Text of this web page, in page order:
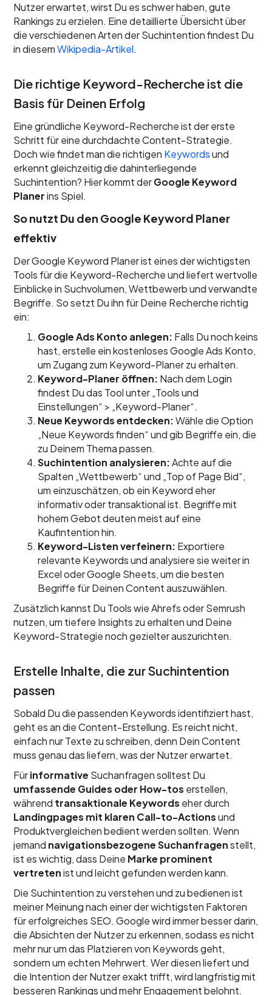
Nutzer erwartet, wirst Du es schwer haben, gute
Rankings zu erzielen. Eine detaillierte Übersicht über
die verschiedenen Arten der Suchintention findest Du
in diesemWikipedia-Artikel.
Die richtige Keyword-Recherche ist die
Basis für Deinen Erfolg
Eine gründliche Keyword-Recherche ist der erste
Schritt für eine durchdachte Content-Strategie.
Doch wie findet man die richtigen Keywordsund
erkennt gleichzeitig die dahinterliegende
Suchintention? Hier kommt derGoogle Keyword
Planerins Spiel.
So nutzt Du den Google Keyword Planer
effektiv
Der Google Keyword Planer ist eines der wichtigsten
Tools für die Keyword-Recherche und liefert wertvolle
Einblicke in Suchvolumen, Wettbewerb und verwandte
Begriffe. So setzt Du ihn für Deine Recherche richtig
ein:
Google Ads Konto anlegen: Falls Du noch keins
hast, erstelle ein kostenloses Google Ads Konto,
um Zugang zum Keyword-Planer zu erhalten.
Keyword-Planer öffnen: Nach dem Login
findest Du das Tool unter „Tools und
Einstellungen“ > „Keyword-Planer“.
Neue Keywords entdecken:Wähle die Option
„Neue Keywords finden“ und gib Begriffe ein, die
zu Deinem Thema passen.
Suchintention analysieren:Achte auf die
Spalten „Wettbewerb“ und „Top of Page Bid“,
um einzuschätzen, ob ein Keyword eher
informativ oder transaktional ist. Begriffe mit
hohem Gebot deuten meist auf eine
Kaufintention hin.
Keyword-Listen verfeinern: Exportiere
relevante Keywords und analysiere sie weiter in
Excel oder Google Sheets, um die besten
Begriffe für Deinen Content auszuwählen.
Zusätzlich kannst Du Tools wie Ahrefs oder Semrush
nutzen, um tiefere Insights zu erhalten und Deine
Keyword-Strategie noch gezielter auszurichten.
Erstelle Inhalte, die zur Suchintention
passen
Sobald Du die passenden Keywords identifiziert hast,
geht es an die Content-Erstellung. Es reicht nicht,
einfach nur Texte zu schreiben, denn Dein Content
muss genau das liefern, was der Nutzer erwartet.
Fürinformative Suchanfragen solltest Du
umfassende Guides oder How-tos erstellen,
während transaktionale Keywords eher durch
Landingpages mit klaren Call-to-Actionsund
Produktvergleichen bedient werden sollten. Wenn
jemand navigationsbezogene Suchanfragenstellt,
ist es wichtig, dass Deine Marke prominent
vertretenist und leicht gefunden werden kann.
Die Suchintention zu verstehen und zu bedienen ist
meiner Meinung nach einer der wichtigsten Faktoren
für erfolgreiches SEO. Google wird immer besser darin,
die Absichten der Nutzer zu erkennen, sodass es nicht
mehr nur um das Platzieren von Keywords geht,
sondern um echten Mehrwert. Wer diesen liefert und
die Intention der Nutzer exakt trifft, wird langfristig mit
besseren Rankings und mehr Engagement belohnt.